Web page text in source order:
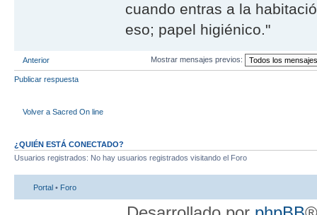
cuando entras a la
eso; papel higiénico."
Anterior Mostrar mensajes previos:
Publicar respuesta
Volver a Sacred On line
¿QUIÉN ESTÁ CONECTADO?
Usuarios registrados: No hay usuarios registrados visitando el Foro
Portal • Foro